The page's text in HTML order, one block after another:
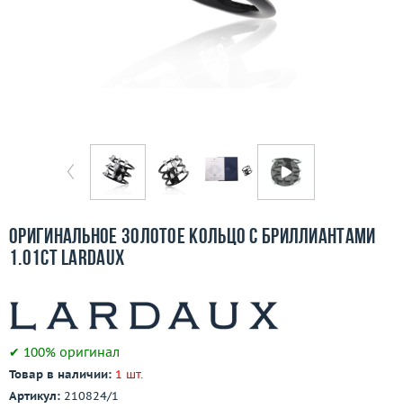
Ломбард
3D-тур по шоуруму
Заказать звонок
Оригинальное золотое кольцо с бриллиантами
1.01ct Lardaux
✔ 100% оригинал
Товар в наличии: 1 шт.
Артикул: 210824/1